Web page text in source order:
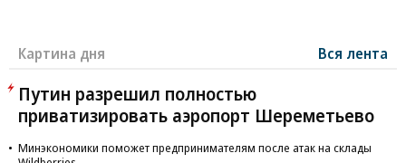
Картина дня Вся лента
Путин разрешил полностью
приватизировать аэропорт Шереметьево
Минэкономики поможет предпринимателям после атак на склады